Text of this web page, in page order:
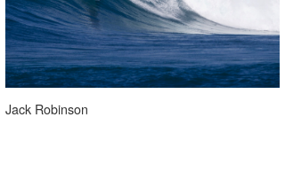
Jack Robinson